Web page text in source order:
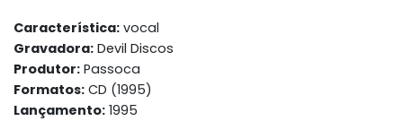
Característica: vocal
Gravadora: Devil Discos
Produtor: Passoca
Formatos: CD (1995)
Lançamento: 1995